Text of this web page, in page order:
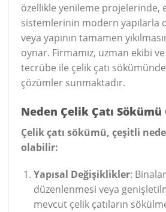
özellikle yenileme projelerinde,
sistemlerinin modern yapılarla
veya yapının tamamen
oynar. Firmamız, uzman ekibi
tecrübe ile çelik çatı
çözümler sunmaktadır.
Neden Çelik Çatı
Çelik çatı sökümü, çeşitli
olabilir:
Yapısal Değişiklikler:
düzenlenmesi veya
mevcut çelik çatıların